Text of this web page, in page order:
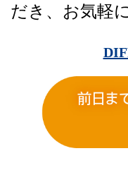
だき、お気軽